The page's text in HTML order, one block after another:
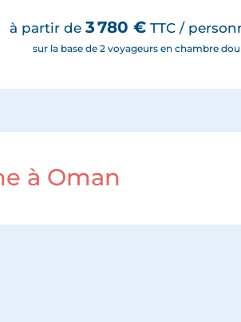
à partir de3 780€ TTC /
sur la base de 2 voyageurs en chambre
à Oman